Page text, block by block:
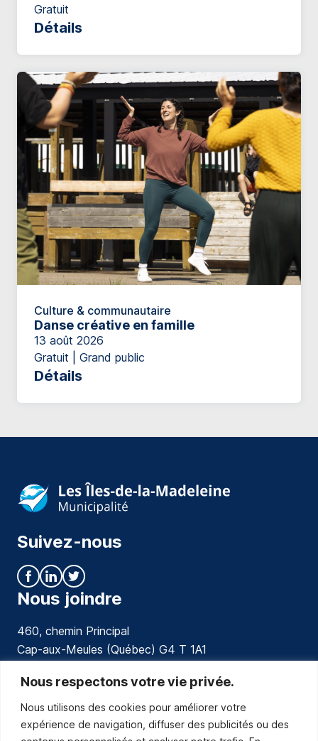
Nous respectons votre vie privée.
Nous utilisons des cookies pour améliorer votre
expérience de navigation, diffuser des publicités ou des
Gratuit
Détails
Culture & communautaire
Danse créative en famille
13 août 2026
Gratuit | Grand public
Détails
Suivez-nous
Nous joindre
460, chemin Principal
Cap-aux-Meules (Québec) G4 T 1A1
communications@muniles.ca
418 986-3100
Composez le 1 en tout temps pour toutes urgences.